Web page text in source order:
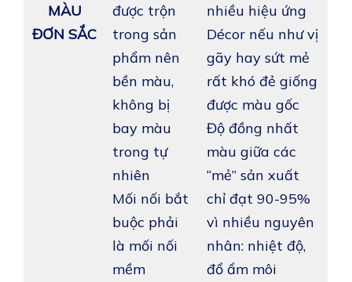
MÀU
ĐƠN SẮC
được trộn
trong sản
phẩm nên
bền màu,
không bị
bay màu
trong tự
nhiên
Mối nối bắt
buộc phải
là mối nối
mềm
nhiều hiệu ứng
Décor nếu như vị
gãy hay sứt mẻ
rất khó đẻ giống
được màu gốc
Độ đồng nhất
màu giữa các
“mẻ” sản xuất
chỉ đạt 90-95%
vì nhiều nguyên
nhân: nhiệt độ,
đổ ẩm môi